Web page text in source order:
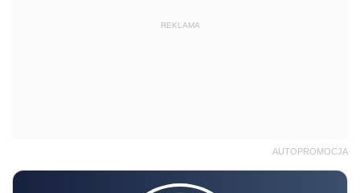
REKLAMA
AUTOPROMOCJA